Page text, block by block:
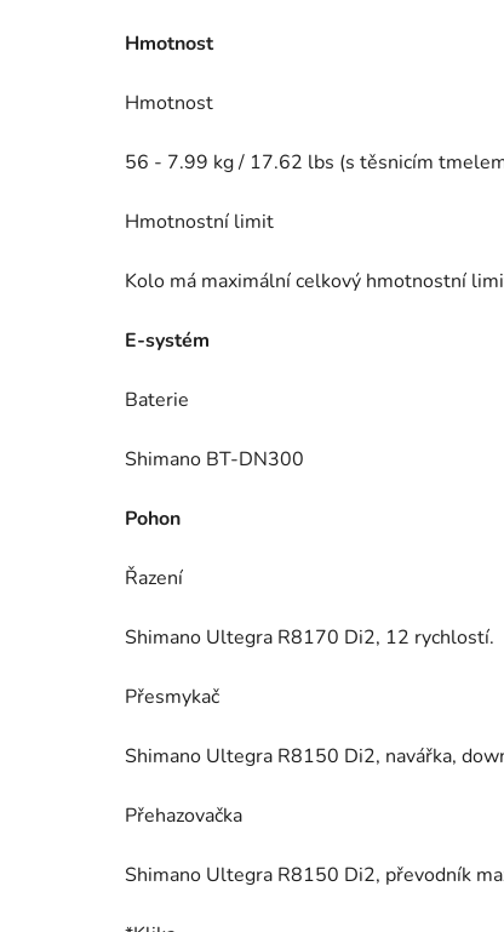
Hmotnost
Hmotnost
56 - 7.99 kg / 17.62 lbs (s těsnicím
Hmotnostní limit
Kolo má maximální celkový hmotnostní
E-systém
Baterie
Shimano BT-DN300
Pohon
Řazení
Shimano Ultegra R8170 Di2, 12 rychlostí.
Přesmykač
Shimano Ultegra R8150 Di2, navářka,
Přehazovačka
Shimano Ultegra R8150 Di2, převodník